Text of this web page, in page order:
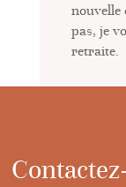
nouvelle
pas, je
retraite.